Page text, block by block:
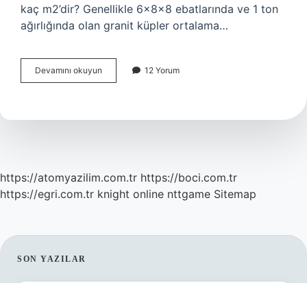
kaç m2’dir? Genellikle 6x8x8 ebatlarında ve 1 ton
ağırlığında olan granit küpler ortalama…
Devamını okuyun
Ton
M2
12 Yorum
https://atomyazilim.com.tr https://boci.com.tr
https://egri.com.tr knight online nttgame Sitemap
SIDEBAR
SON YAZILAR